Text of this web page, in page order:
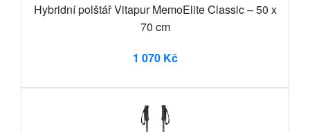
Hybridní polštář Vitapur MemoElite Classic – 50 x
70 cm
1 070 Kč